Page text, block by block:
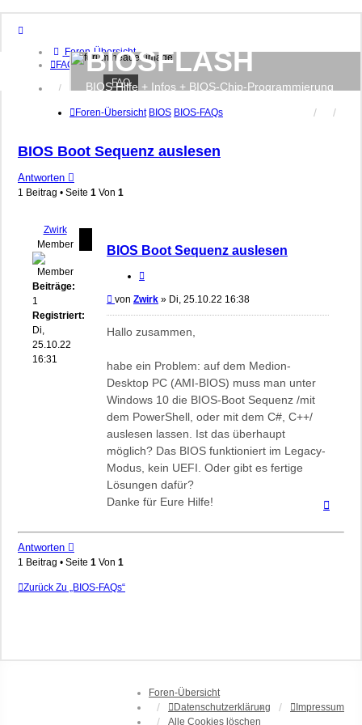
Foren-Übersicht
FAQ
Anmelden
BIOSFLASH
BIOS Hilfe + Infos + BIOS-Chip-Programmierung
FAQ
Foren-Übersicht BIOS BIOS-FAQs
BIOS Boot Sequenz auslesen
Antworten
1 Beitrag • Seite 1 Von 1
Zwirk
Member
Beiträge:
1
Registriert:
Di,
25.10.22
16:31
BIOS Boot Sequenz auslesen
Beitrag
von Zwirk » Di, 25.10.22 16:38
Hallo zusammen,
habe ein Problem: auf dem Medion-
Desktop PC (AMI-BIOS) muss man unter
Windows 10 die BIOS-Boot Sequenz /mit
dem PowerShell, oder mit dem C#, C++/
auslesen lassen. Ist das überhaupt
möglich? Das BIOS funktioniert im Legacy-
Modus, kein UEFI. Oder gibt es fertige
Lösungen dafür?
Danke für Eure Hilfe!
Antworten
1 Beitrag • Seite 1 Von 1
Zurück Zu „BIOS-FAQs“
Foren-Übersicht
Datenschutzerklärung
Impressum
Alle Cookies löschen